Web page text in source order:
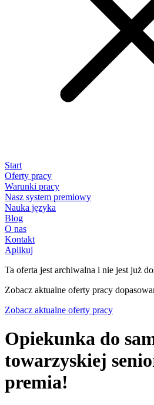
Start
Oferty pracy
Warunki pracy
Nasz system premiowy
Nauka języka
Blog
O nas
Kontakt
Aplikuj
Ta oferta jest archiwalna i nie jest już
Zobacz aktualne oferty pracy
Zobacz aktualne oferty pracy
Opiekunka do
towarzyskiej
premia!